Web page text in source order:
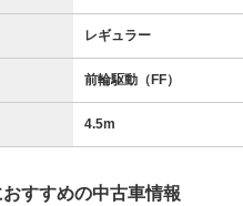
レギュラー
前輪駆動（FF）
4.5m
すすめの中古車情報